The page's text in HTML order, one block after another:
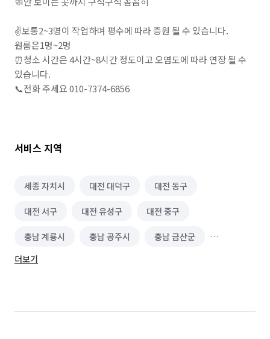
✌️보통2~3명이 작업하며 평수에 따라 증원 될 수 있습니다.
원룸은1명~2명
⏰청소 시간은 4시간~8시간 정도이고 오염도에 따라 연장 될 수
있습니다.
📞전화 주세요 010-7374-6856
서비스 지역
세종 자치시 대전 대덕구 대전 동구
대전 서구 대전 유성구 대전 중구
충남 계룡시 충남 공주시 충남 금산군
충남 논산시
충북 청주시 흥덕구
더보기